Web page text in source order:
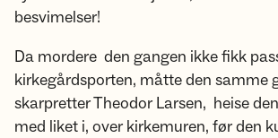
besvimelser!
Da mordere den gangen ikke fikk
kirkegårdsporten, måtte den samme
skarpretter Theodor Larsen, heise
med liket i, over kirkemuren, før den